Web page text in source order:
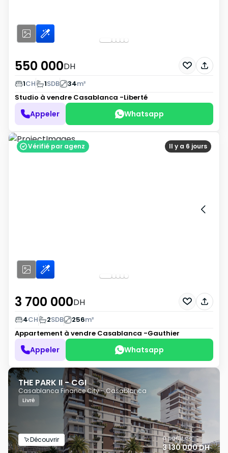
550 000DH
1CH 1SDB 34m²
Studio à vendre Casablanca -Liberté
Appeler Whatsapp
Il y a 6 jours
Vérifié par agenz
3 700 000DH
4CH 2SDB 256m²
Appartement à vendre Casablanca -Gauthier
Appeler Whatsapp
THE PARK II - CGI
Casablanca Finance City - Casablanca
Livré
Découvrir à partir de
3 130 000 DH